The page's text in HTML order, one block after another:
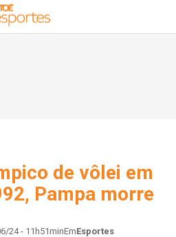
de vôlei em
Pampa morre
24 - 11h51minEmEsportes